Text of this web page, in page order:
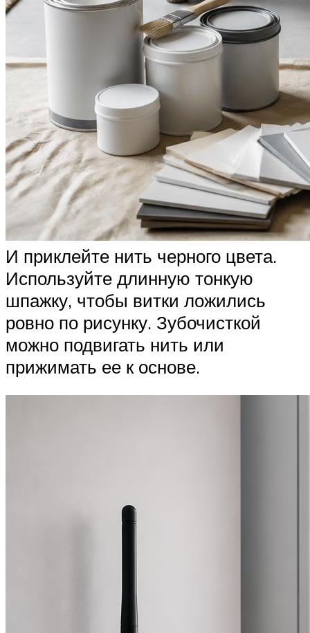
И приклейте нить черного цвета.
Используйте длинную тонкую
шпажку, чтобы витки ложились
ровно по рисунку. Зубочисткой
можно подвигать нить или
прижимать ее к основе.